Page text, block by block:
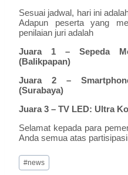
Sesuai jadwal, hari ini
Adapun peserta yang
penilaian juri adalah
Juara 1 – Sepeda
(Balikpapan)
Juara 2 –
(Surabaya)
Juara 3 – TV LED: Ultra
Selamat kepada para
Anda semua atas
#news